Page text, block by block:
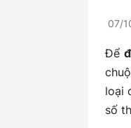
chia
07/
Để
loại
số